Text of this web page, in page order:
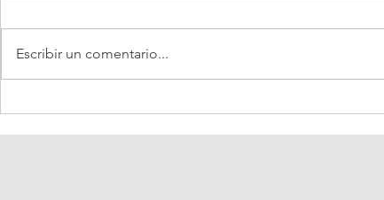
Escribir un comentario...